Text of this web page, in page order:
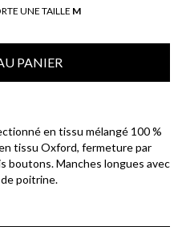
UNE TAILLE M
PANIER
en tissu mélangé 100 %
tissu Oxford, fermeture par
boutons. Manches longues avec
poitrine.